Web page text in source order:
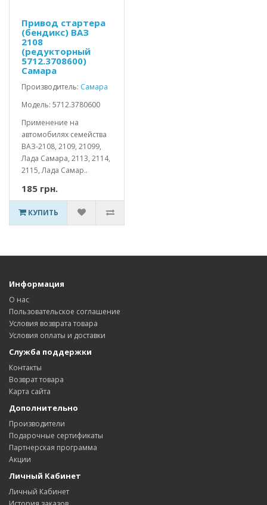
Привод стартера
(бендикс) ВАЗ
2108
(редукторный
5712.3708600)
Самара
Производитель: Самара
Модель: 5712.3780600
Применение на
автомобилях семейства
ВАЗ-2108, 2109, 21099,
Лада Самара, 2113, 2114,
2115, Лада Самар..
185 грн.
КУПИТЬ
Информация
О нас
Пользовательское соглашение
Условия возврата товара
Условия оплаты и доставки
Служба поддержки
Контакты
Возврат товара
Карта сайта
Дополнительно
Производители
Подарочные сертификаты
Партнерская программа
Акции
Личный Кабинет
Личный Кабинет